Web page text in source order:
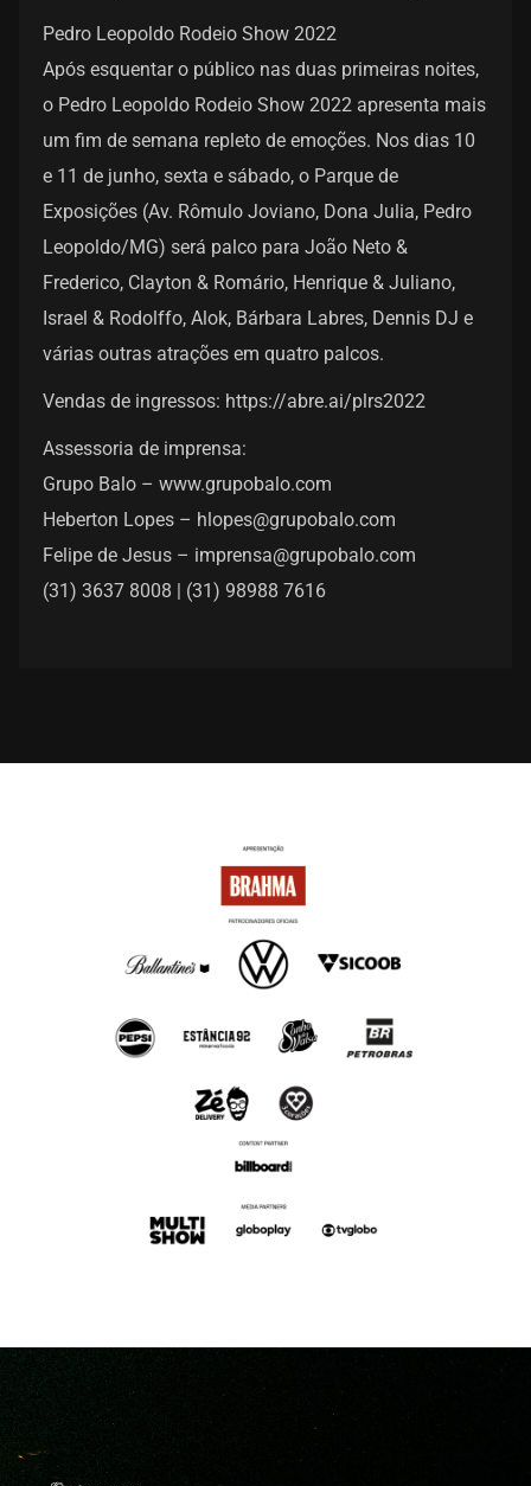
Pedro Leopoldo Rodeio Show 2022
Após esquentar o público nas duas primeiras noites,
o Pedro Leopoldo Rodeio Show 2022 apresenta mais
um fim de semana repleto de emoções. Nos dias 10
e 11 de junho, sexta e sábado, o Parque de
Exposições (Av. Rômulo Joviano, Dona Julia, Pedro
Leopoldo/MG) será palco para João Neto &
Frederico, Clayton & Romário, Henrique & Juliano,
Israel & Rodolffo, Alok, Bárbara Labres, Dennis DJ e
várias outras atrações em quatro palcos.
Vendas de ingressos: https://abre.ai/plrs2022
Assessoria de imprensa:
Grupo Balo – www.grupobalo.com
Heberton Lopes – hlopes@grupobalo.com
Felipe de Jesus – imprensa@grupobalo.com
(31) 3637 8008 | (31) 98988 7616